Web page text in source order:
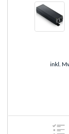
inkl.